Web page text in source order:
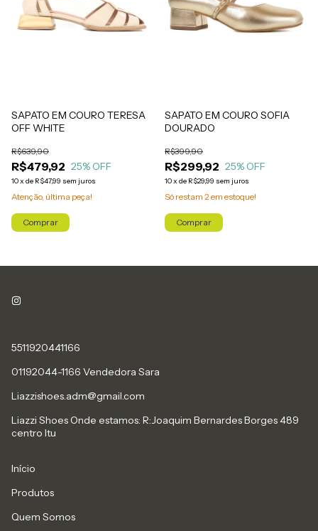
SAPATO EM COURO TERESA
OFF WHITE
R$479,92
R$639,90
25% OFF
10x de R$47,99 sem juros
Atenção, última peça!
Comprar
SAPATO EM COURO SOFIA
DOURADO
R$299,92
R$399,90
25% OFF
10x de R$29,99 sem juros
Só restam 2em estoque!
Comprar
5511920441166
01192044-1166 Vendedora Sara
Liazzishoes.adm@gmail.com
Liazzi Shoes Onde estamos: R:Joaquim Bernardes Borges 489
centro Itu
Início
Produtos
Quem Somos